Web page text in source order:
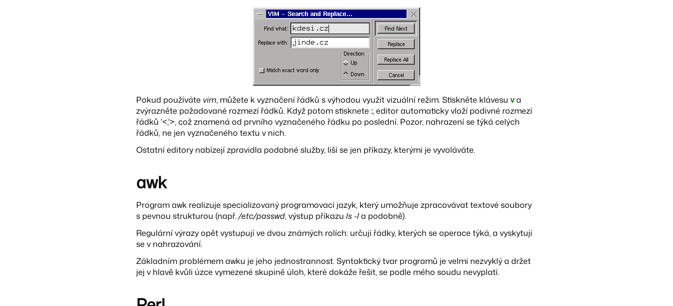
Pokud používáte vim, můžete k vyznačení řádků s výhodou využít vizuální režim. Stiskněte klávesu va
zvýrazněte požadované rozmezí řádků. Když potom stisknete :, editor automaticky vloží podivné rozmezí
řádků '<,'>, což znamená od prvního vyznačeného řádku po poslední. Pozor, nahrazení se týká celých
řádků, ne jen vyznačeného textu v nich.
Ostatní editory nabízejí zpravidla podobné služby, liší se jen příkazy, kterými je vyvoláváte.
awk
Program awk realizuje specializovaný programovací jazyk, který umožňuje zpracovávat textové soubory
s pevnou strukturou (např./etc/passwd, výstup příkazu ls -la podobně).
Regulární výrazy opět vystupují ve dvou známých rolích: určují řádky, kterých se operace týká, a vyskytují
se v nahrazování.
Základním problémem awku je jeho jednostrannost. Syntaktický tvar programů je velmi nezvyklý a držet
jej v hlavě kvůli úzce vymezené skupině úloh, které dokáže řešit, se podle mého soudu nevyplatí.